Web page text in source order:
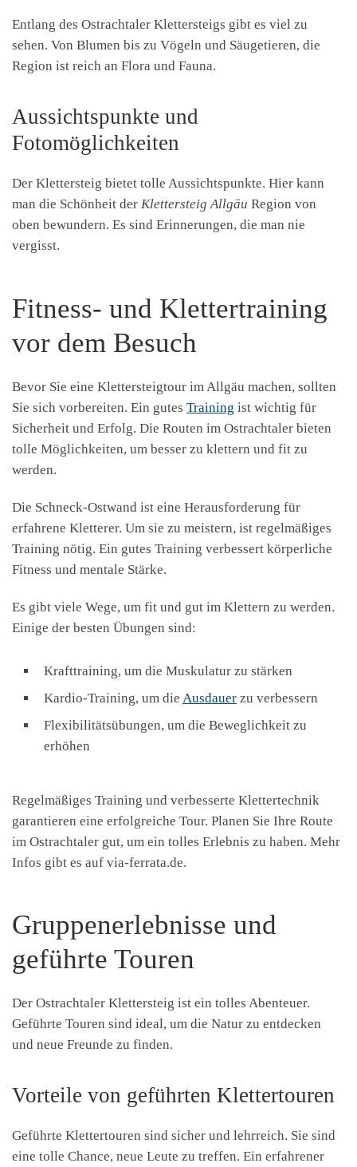
Entlang des Ostrachtaler Klettersteigs gibt es viel zu
sehen. Von Blumen bis zu Vögeln und Säugetieren, die
Region ist reich an Flora und Fauna.
Aussichtspunkte und
Fotomöglichkeiten
Der Klettersteig bietet tolle Aussichtspunkte. Hier kann
man die Schönheit der Klettersteig Allgäu Region von
oben bewundern. Es sind Erinnerungen, die man nie
vergisst.
Fitness- und Klettertraining
vor dem Besuch
Bevor Sie eine Klettersteigtour im Allgäu machen, sollten
Sie sich vorbereiten. Ein gutes Training ist wichtig für
Sicherheit und Erfolg. Die Routen im Ostrachtaler bieten
tolle Möglichkeiten, um besser zu klettern und fit zu
werden.
Die Schneck-Ostwand ist eine Herausforderung für
erfahrene Kletterer. Um sie zu meistern, ist regelmäßiges
Training nötig. Ein gutes Training verbessert körperliche
Fitness und mentale Stärke.
Es gibt viele Wege, um fit und gut im Klettern zu werden.
Einige der besten Übungen sind:
Krafttraining, um die Muskulatur zu stärken
Kardio-Training, um die Ausdauer zu verbessern
Flexibilitätsübungen, um die Beweglichkeit zu
erhöhen
Regelmäßiges Training und verbesserte Klettertechnik
garantieren eine erfolgreiche Tour. Planen Sie Ihre Route
im Ostrachtaler gut, um ein tolles Erlebnis zu haben. Mehr
Infos gibt es auf via-ferrata.de.
Gruppenerlebnisse und
geführte Touren
Der Ostrachtaler Klettersteig ist ein tolles Abenteuer.
Geführte Touren sind ideal, um die Natur zu entdecken
und neue Freunde zu finden.
Vorteile von geführten Klettertouren
Geführte Klettertouren sind sicher und lehrreich. Sie sind
eine tolle Chance, neue Leute zu treffen. Ein erfahrener